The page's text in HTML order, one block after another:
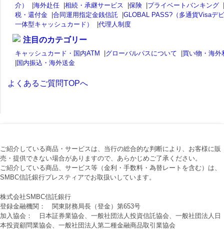
介）
|海外赴任 |相続・承継サービス |保険 |プライベートバンキング |
税・還付金 |合同運用指定金銭信託 |GLOBAL PASS?（多通貨Visaデ
一体型キャッシュカード）
|代理人制度
注目のカテゴリー
キャッシュカード・国内ATM |グローバルパスについて |買い物・海外
|国内振込・海外送金
よくあるご質問TOPへ
ご紹介している商品・サービスは、当行の総合的な判断により、お客様に販
売・提供できない場合がありますので、あらかじめご了承ください。
ご紹介している商品、サービス等（金利・手数料・為替レートを含む）は、
SMBC信託銀行プレスティアでお取扱いしています。
株式会社SMBC信託銀行
登録金融機関： 関東財務局長（登金）第653号
加入協会： 日本証券業協会、一般社団法人投資信託協会、一般社団法人日
本投資顧問業協会、一般社団法人第二種金融商品取引業協会